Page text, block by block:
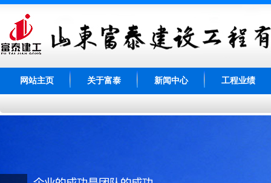
网站主页 关于富泰 新闻中心 工程业绩